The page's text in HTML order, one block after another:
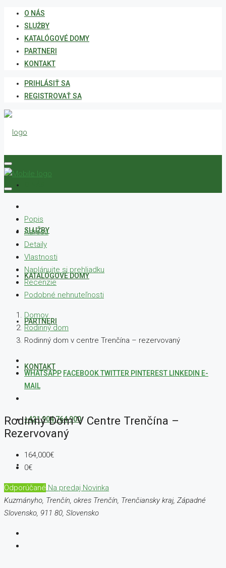
O NÁS
SLUŽBY
KATALÓGOVÉ DOMY
PARTNERI
KONTAKT
PRIHLÁSIŤ SA
REGISTROVAŤ SA
SLUŽBY
KATALÓGOVÉ DOMY
PARTNERI
KONTAKT
+421 904 764 900
Popis
Adresa
Detaily
Vlastnosti
Naplánujte si prehliadku
Recenzie
Podobné nehnuteľnosti
Domov
Rodinný dom
Rodinný dom v centre Trenčína – rezervovaný
WHATSAPP FACEBOOKTWITTER PINTEREST LINKEDIN E-
MAIL
Rodinný Dom V Centre Trenčína –
Rezervovaný
164,000€
0€
Odporúčané Na predaj Novinka
Kuzmányho, Trenčín, okres Trenčín, Trenčiansky kraj, Západné
Slovensko, 911 80, Slovensko